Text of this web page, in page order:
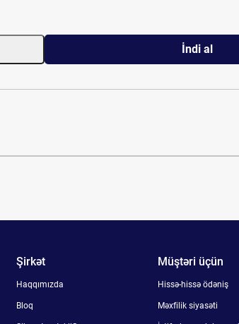
İndi al
Şirkət
Haqqımızda
Bloq
Müştəri üçün
Hissə-hissə ödəniş
Məxfilik siyasəti